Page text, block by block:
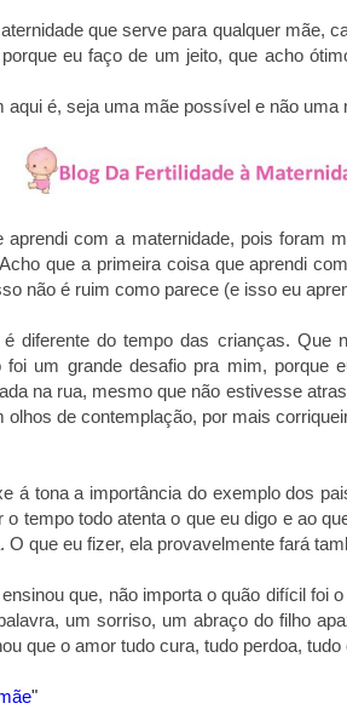
que serve para qualquer mãe,
eu faço de um jeito, que acho
aqui é, seja uma mãe possível e não
com a maternidade, pois foram
que a primeira coisa que aprendi
não é ruim como parece (e isso eu
diferente do tempo das crianças. Que
um grande desafio pra mim, porque
na rua, mesmo que não estivesse
olhos de contemplação, por mais
á tona a importância do exemplo dos
tempo todo atenta o que eu digo e ao
que eu fizer, ela provavelmente fará
que, não importa o quão difícil foi
um sorriso, um abraço do filho
que o amor tudo cura, tudo perdoa,
"